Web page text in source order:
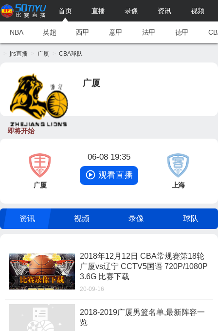
首页 直播 录像 资讯 视频
NBA 英超 西甲 意甲 法甲 德甲
jrs直播 广厦 CBA球队
广厦
即将开始
广厦
06-08 19:35
观看直播
上海
资讯 视频 录像 球队
2018年12月12日 CBA常规赛第18轮
广厦vs辽宁 CCTV5国语 720P/1080P
3.6G 比赛下载
20-09-16
2018-2019广厦男篮名单,最新阵容一
览